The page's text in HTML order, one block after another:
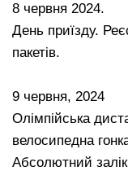
8 червня 2024.
День приїзду.
пакетів.
9 червня, 2024
Олімпійська
велосипедна
Абсолютний залік